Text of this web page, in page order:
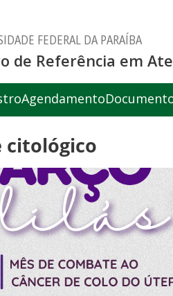
FEDERAL DA PARAÍBA
de Referência em
Agendamento
citológico